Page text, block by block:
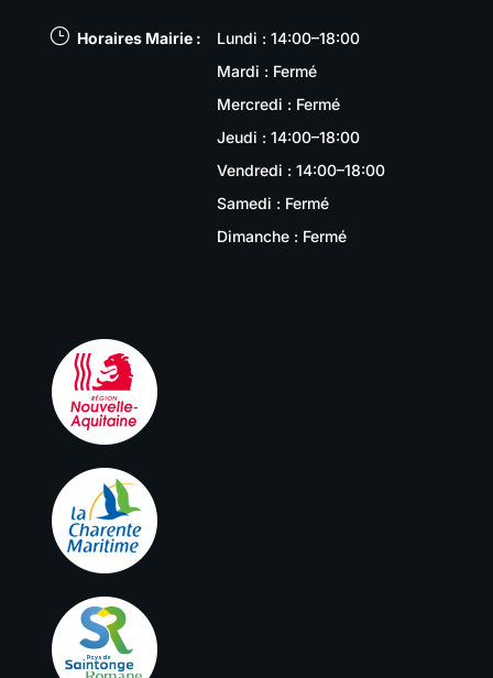
} Horaires Mairie :
Lundi : 14:00–18:00
Mardi : Fermé
Mercredi : Fermé
Jeudi : 14:00–18:00
Vendredi : 14:00–18:00
Samedi : Fermé
Dimanche : Fermé